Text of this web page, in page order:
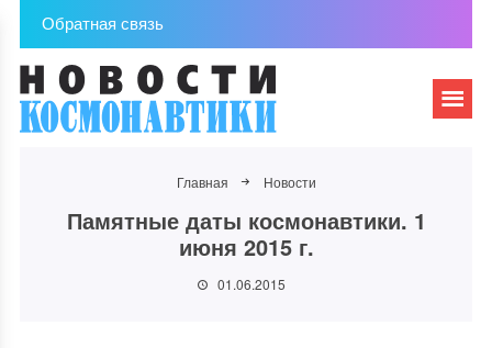
Обратная связь
Главная Новости
Памятные даты космонавтики. 1
июня 2015 г.
01.06.2015